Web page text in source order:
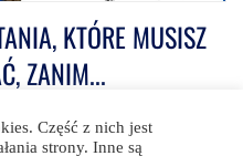
KTÓRE MUSISZ
ZANIM...
20:45
Część z nich jest
strony. Inne są